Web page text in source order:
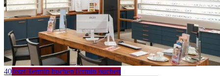
0821 50 89 69
40Jetzt Termin buchenTermin buchen